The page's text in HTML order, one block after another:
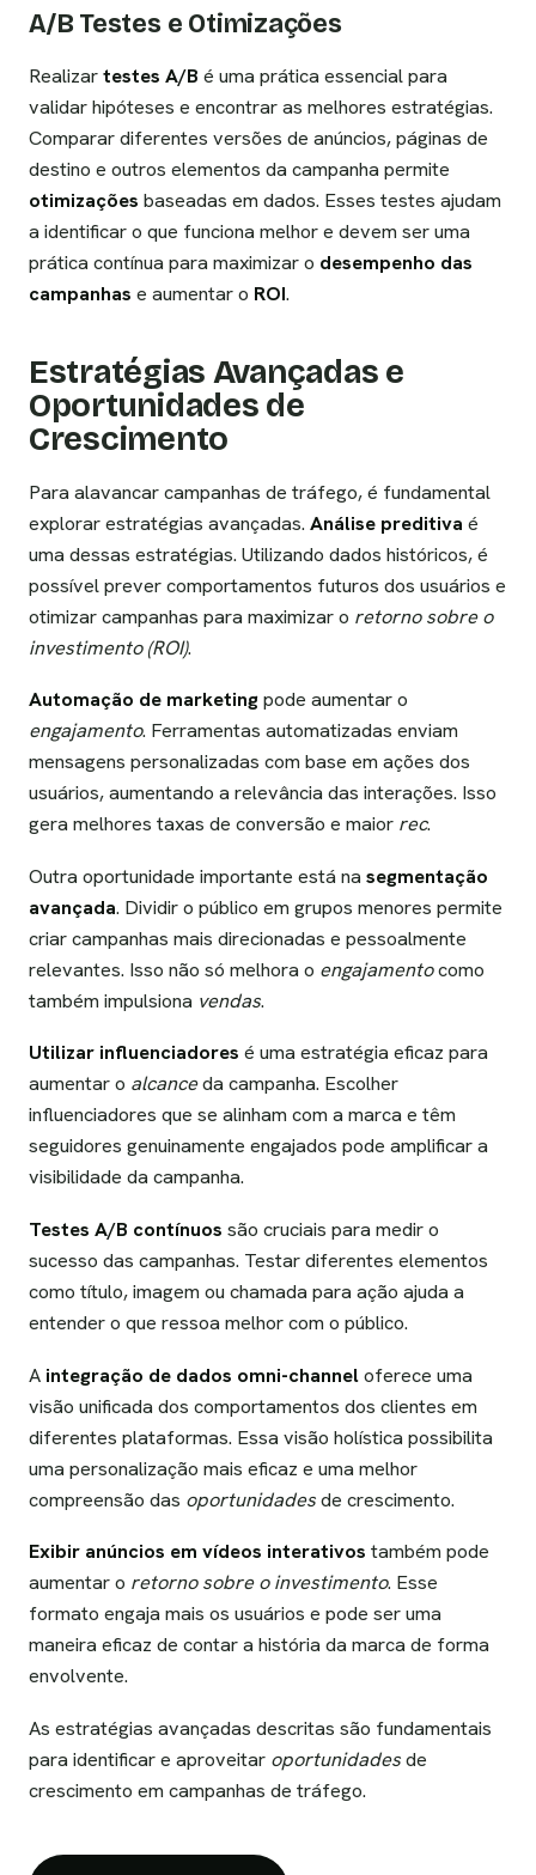
A/B Testes e Otimizações
Realizartestes A/B é uma prática essencial para
validar hipóteses e encontrar as melhores estratégias.
Comparar diferentes versões de anúncios, páginas de
destino e outros elementos da campanha permite
otimizações baseadas em dados. Esses testes ajudam
a identificar o que funciona melhor e devem ser uma
prática contínua para maximizar o desempenho das
campanhas e aumentar o ROI.
Estratégias Avançadas e
Oportunidades de
Crescimento
Para alavancar campanhas de tráfego, é fundamental
explorar estratégias avançadas. Análise preditiva é
uma dessas estratégias. Utilizando dados históricos, é
possível prever comportamentos futuros dos usuários e
otimizar campanhas para maximizar o retorno sobre o
investimento (ROI).
Automação de marketingpode aumentar o
engajamento. Ferramentas automatizadas enviam
mensagens personalizadas com base em ações dos
usuários, aumentando a relevância das interações. Isso
gera melhores taxas de conversão e maior rec.
Outra oportunidade importante está na segmentação
avançada. Dividir o público em grupos menores permite
criar campanhas mais direcionadas e pessoalmente
relevantes. Isso não só melhora o engajamentocomo
também impulsiona vendas.
Utilizar influenciadores é uma estratégia eficaz para
aumentar o alcanceda campanha. Escolher
influenciadores que se alinham com a marca e têm
seguidores genuinamente engajados pode amplificar a
visibilidade da campanha.
Testes A/B contínuos são cruciais para medir o
sucesso das campanhas. Testar diferentes elementos
como título, imagem ou chamada para ação ajuda a
entender o que ressoa melhor com o público.
A integração de dados omni-channeloferece uma
visão unificada dos comportamentos dos clientes em
diferentes plataformas. Essa visão holística possibilita
uma personalização mais eficaz e uma melhor
compreensão das oportunidadesde crescimento.
Exibir anúncios em vídeos interativos também pode
aumentar o retorno sobre o investimento. Esse
formato engaja mais os usuários e pode ser uma
maneira eficaz de contar a história da marca de forma
envolvente.
As estratégias avançadas descritas são fundamentais
para identificar e aproveitar oportunidadesde
crescimento em campanhas de tráfego.